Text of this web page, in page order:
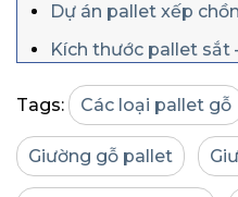
Dự án pallet xếp
Kích thước pallet sắt
Tags: Các loại pallet gỗ
Giường gỗ pallet